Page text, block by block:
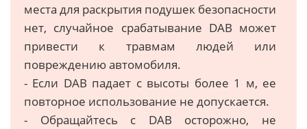
места для раскрытия подушек безопасности
нет, случайное срабатывание DAB может
привести к травмам людей или
повреждению автомобиля.
- Если DAB падает с высоты более 1 м, ее
повторное использование не допускается.
- Обращайтесь с DAB осторожно, не